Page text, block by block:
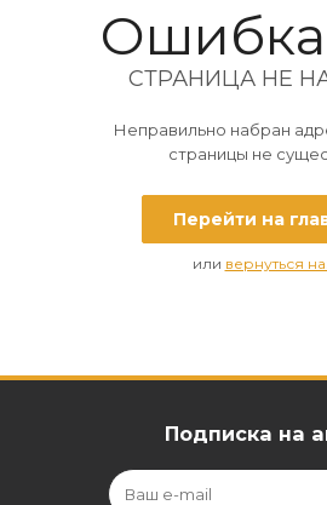
СТРАНИЦА НЕ
Неправильно набран
страницы не
Перейти на
или вернуться
Подписка на